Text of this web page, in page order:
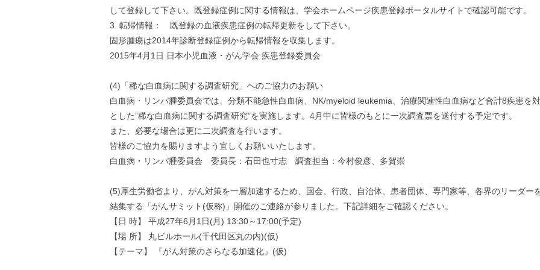
して登録して下さい。既登録症例に関する情報は、学会ホームページ疾患登録ポータルサイトで確認可能です。
3. 転帰情報： 既登録の血液疾患症例の転帰更新をして下さい。
固形腫瘍は2014年診断登録症例から転帰情報を収集します。
2015年4月1日 日本小児血液・がん学会 疾患登録委員会
(4)「稀な白血病に関する調査研究」へのご協力のお願い
白血病・リンパ腫委員会では、分類不能急性白血病、NK/myeloid leukemia、治療関連性白血病など合計8疾患を
とした”稀な白血病に関する調査研究”を実施します。4月中に皆様のもとに一次調査票を送付する予定です。
また、必要な場合は更に二次調査を行います。
皆様のご協力を賜りますよう宜しくお願いいたします。
白血病・リンパ腫委員会 委員長：石田也寸志 調査担当：今村俊彦、多賀崇
(5)厚生労働省より、がん対策を一層加速するため、国会、行政、自治体、患者団体、専門家等、各界のリーダー
結集する「がんサミット(仮称)」開催のご連絡が参りました。下記詳細をご確認ください。
【日 時】 平成27年6月1日(月) 13:30～17:00(予定)
【場 所】 丸ビルホール(千代田区丸の内)(仮)
【テーマ】 『がん対策のさらなる加速化』(仮)